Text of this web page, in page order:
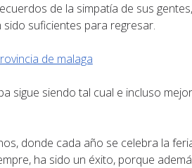
de la simpatía de sus
suficientes para regresar.
sigue siendo tal cual e incluso
donde cada año se celebra la
ha sido un éxito, porque